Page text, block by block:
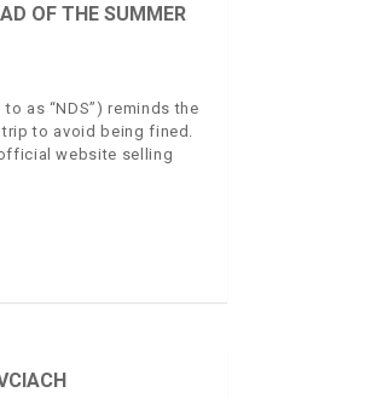
OF THE SUMMER
as “NDS”) reminds the
to avoid being fined.
website selling